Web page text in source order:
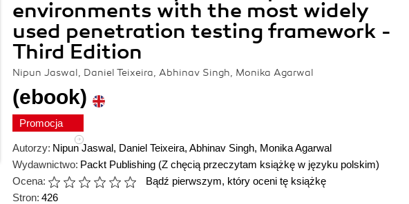
environments with the most widely
used penetration testing framework -
Third Edition
Nipun Jaswal, Daniel Teixeira, Abhinav Singh, Monika Agarwal
(ebook)
Promocja
Autorzy: Nipun Jaswal, Daniel Teixeira, Abhinav Singh, Monika Agarwal
Wydawnictwo: Packt Publishing (Z chęcią przeczytam książkę w języku polskim)
Ocena:
Bądź pierwszym, który oceni tę książkę
Stron: 426